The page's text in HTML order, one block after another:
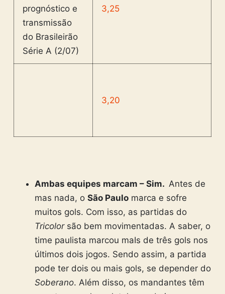
3,25
3,20
Ambas equipes marcam – Sim. Antes de
mas nada, oSão Paulo marca e sofre
muitos gols. Com isso, as partidas do
Tricolorsão bem movimentadas. A saber, o
time paulista marcou maIs de três gols nos
últimos dois jogos. Sendo assim, a partida
pode ter dois ou mais gols, se depender do
Soberano. Além disso, os mandantes têm